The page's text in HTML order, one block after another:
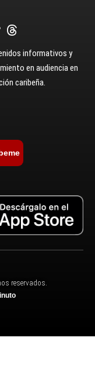
informativos y
en audiencia en
caribeña.
reservados.